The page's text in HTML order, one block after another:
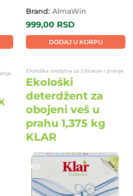
Brand: AlmaWin
999,00 RSD
DODAJ U KORPU
Ekološka sredstva za čišćenje i pranje
Ekološki
deterdžent za
obojeni veš u
prahu 1,375 kg
KLAR
EKO